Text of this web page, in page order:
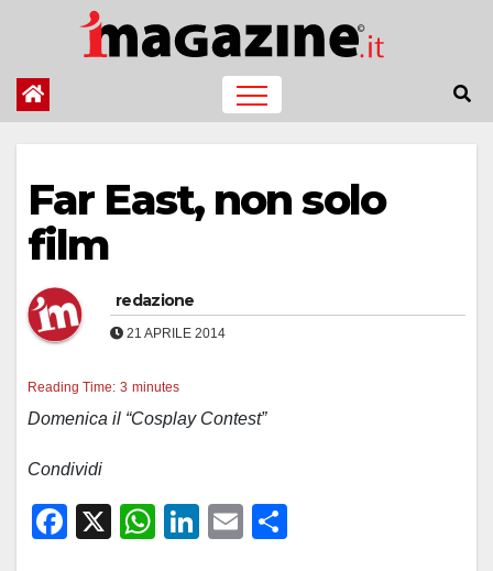
contenuto
Far East, non solo
film
redazione
21 APRILE 2014
Reading Time: 3 minutes
Domenica il “Cosplay Contest”
Condividi
F
X
W
Li
E